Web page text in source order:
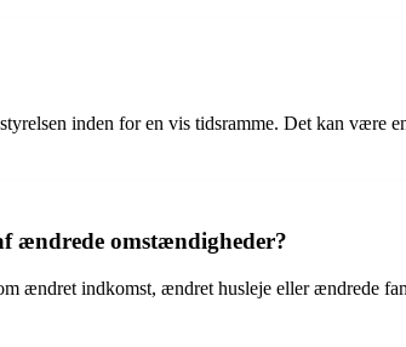
inden for en vis tidsramme. Det kan være
ændrede omstændigheder?
ændret indkomst, ændret husleje eller ændrede